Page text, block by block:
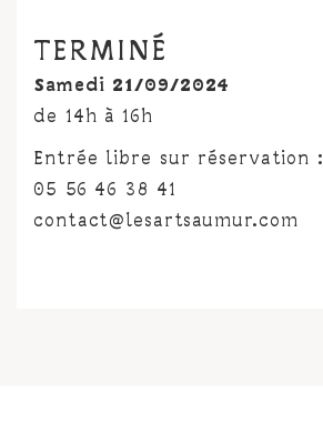
TERMINÉ
Samedi 21/09/2024
de 14h à 16h
Entrée libre sur réservation :
05 56 46 38 41
contact@lesartsaumur.com